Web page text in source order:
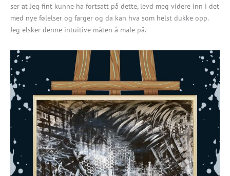
ser at Jeg fint kunne ha fortsatt på dette, levd meg videre inn i det
med nye følelser og farger og da kan hva som helst dukke opp.
Jeg elsker denne intuitive måten å male på.